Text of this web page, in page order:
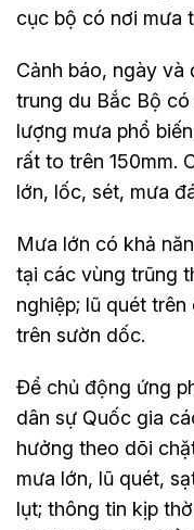
cục bộ có nơi mưa
Cảnh báo, ngày và
trung du Bắc Bộ
lượng mưa phổ
rất to trên 150mm.
lớn, lốc, sét, mưa
Mưa lớn có khả
tại các vùng trũng
nghiệp; lũ quét
trên sườn dốc.
Để chủ động ứng
dân sự Quốc gia
hưởng theo dõi
mưa lớn, lũ quét,
lụt; thông tin kịp